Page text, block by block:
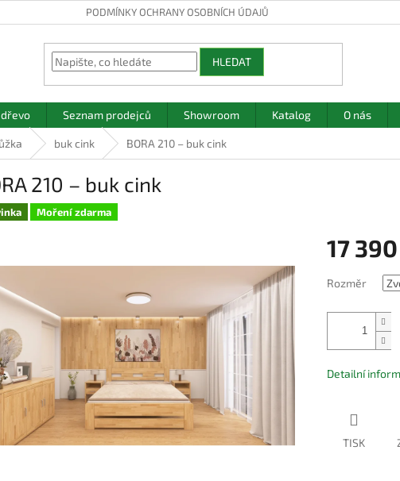
PODMÍNKY OCHRANY OSOBNÍCH ÚDAJŮ
HLEDAT
Seznam prodejců Showroom Katalog O nás
buk cink BORA 210 – buk cink
210 – buk cink
Moření zdarma
17
cena:
Rozměr
Detailní
TISK